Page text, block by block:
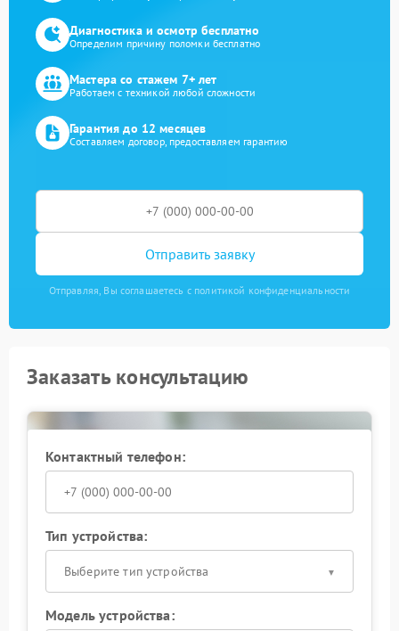
Диагностика и осмотр бесплатно
Определим причину поломки бесплатно
Мастера со стажем 7+ лет
Работаем с техникой любой сложности
Гарантия до 12 месяцев
Составляем договор, предоставляем гарантию
Отправить заявку
Отправляя, Вы соглашаетесь с политикой конфиденциальности
Заказать консультацию
Контактный телефон:
Тип устройства:
Выберите тип устройства
Модель устройства: